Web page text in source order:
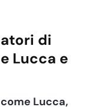
di
Lucca e
Lucca,